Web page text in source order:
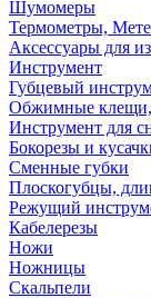
Шумомеры
Термометры,
Аксессуары для
Инструмент
Губцевый
Обжимные
Инструмент для
Бокорезы и
Сменные губки
Плоскогубцы,
Режущий
Кабелерезы
Ножи
Ножницы
Скальпели